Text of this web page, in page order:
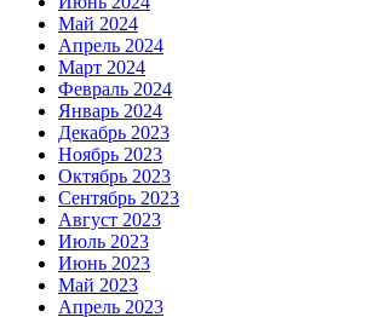
Май 2024
Апрель 2024
Март 2024
Февраль 2024
Январь 2024
Декабрь 2023
Ноябрь 2023
Октябрь 2023
Сентябрь 2023
Август 2023
Июль 2023
Июнь 2023
Май 2023
Апрель 2023